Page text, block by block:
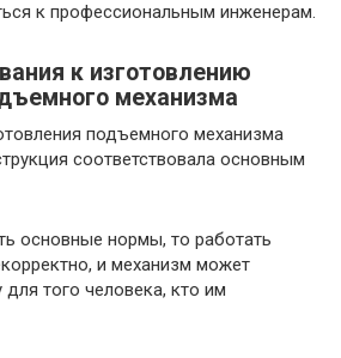
к профессиональным инженерам.
к изготовлению
механизма
подъемного механизма
соответствовала основным
основные нормы, то работать
и механизм может
для того человека, кто им